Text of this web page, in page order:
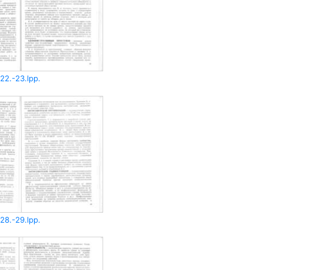
22.-23.lpp.
28.-29.lpp.